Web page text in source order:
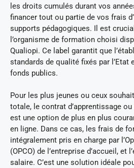
les droits cumulés durant vos
financer tout ou partie de vos frais
supports pédagogiques. Il est
l’organisme de formation choisi
Qualiopi. Ce label garantit que
standards de qualité fixés par l’Etat
fonds publics.
Pour les plus jeunes ou ceux
totale, le contrat d’apprentissage
est une option de plus en plus
en ligne. Dans ce cas, les frais de
intégralement pris en charge par
(OPCO) de l’entreprise d’accueil, et
salaire. C’est une solution idéale